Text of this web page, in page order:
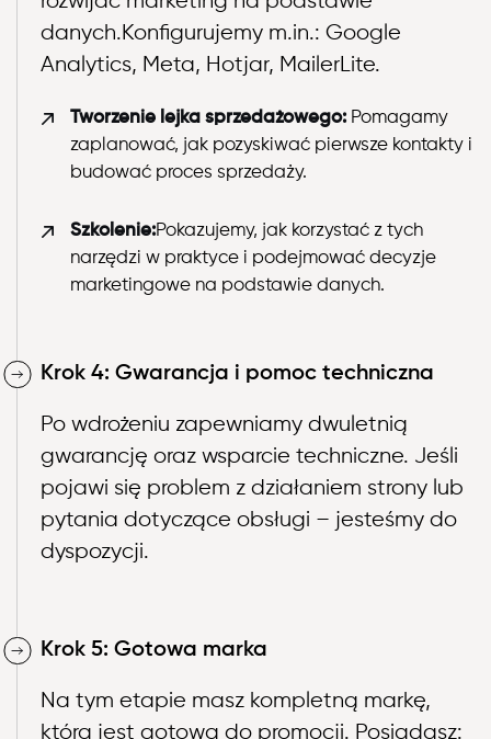
danych.Konfigurujemy m.in.: Google
Analytics, Meta, Hotjar, MailerLite.
Tworzenie lejka sprzedażowego: Pomagamy
zaplanować, jak pozyskiwać pierwsze kontakty i
budować proces sprzedaży.
Szkolenie:Pokazujemy, jak korzystać z tych
narzędzi w praktyce i podejmować decyzje
marketingowe na podstawie danych.
Krok 4: Gwarancja i pomoc techniczna
Po wdrożeniu zapewniamy dwuletnią
gwarancję oraz wsparcie techniczne. Jeśli
pojawi się problem z działaniem strony lub
pytania dotyczące obsługi – jesteśmy do
dyspozycji.
Krok 5: Gotowa marka
Na tym etapie masz kompletną markę,
która jest gotowa do promocji. Posiadasz: